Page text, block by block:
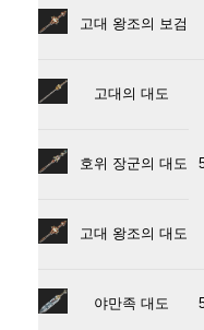
고대 왕조의 보검
고대의 대도
호위 장군의 대도
고대 왕조의 대도
야만족 대도